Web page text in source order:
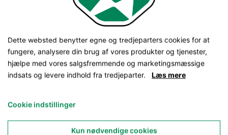
Dette websted benytter egne og tredjeparters cookies for at
fungere, analysere din brug af vores produkter og tjenester,
hjælpe med vores salgsfremmende og marketingsmæssige
indsats og levere indhold fra tredjeparter. Læs mere
Cookie indstillinger
Kun nødvendige cookies